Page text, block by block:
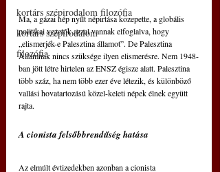
kortárs szépirodalom filozófia
kortárs szépirodalom
filozófia
Ma, a gázai nép nyílt népirtása közepette, a globális
politikai vezetők azzal vannak elfoglalva, hogy
„elismerjék-e Palesztina államot”. De Palesztina
Államnak nincs szüksége ilyen elismerésre. Nem 1948-
ban jött létre hirtelen az ENSZ égisze alatt. Palesztina
több száz, ha nem több ezer éve létezik, és különböző
vallási hovatartozású közel-keleti népek élnek együtt
rajta.
A cionista felsőbbrendűség hatása
Az elmúlt évtizedekben azonban a cionista